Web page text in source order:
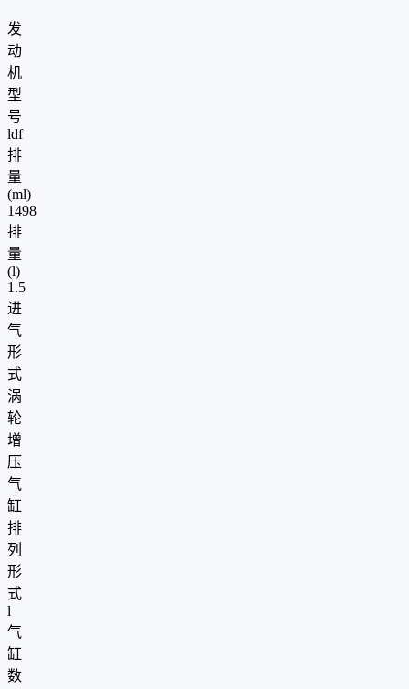
发
动
机
型
号
ldf
排
量
(ml)
1498
排
量
(l)
1.5
进
气
形
式
涡
轮
增
压
气
缸
排
列
形
式
l
气
缸
数